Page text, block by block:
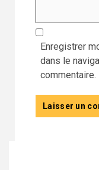
Enregistrer
dans le
commentaire.